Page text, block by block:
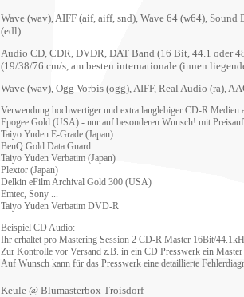
Wave (wav), AIFF (aif, aiff, snd), Wave 64 (w64),
(edl)
Audio CD, CDR, DVDR, DAT Band (16 Bit, 44.1 oder
(19/38/76 cm/s, am besten internationale (innen
Wave (wav), Ogg Vorbis (ogg), AIFF, Real Audio (ra),
Verwendung hochwertiger und extra langlebiger CD-R Medien
Epogee Gold (USA) - nur auf besonderen Wunsch! mit
Taiyo Yuden E-Grade (Japan)
BenQ Gold Data Guard
Taiyo Yuden Verbatim (Japan)
Plextor (Japan)
Delkin eFilm Archival Gold 300 (USA)
Emtec, Sony ...
Taiyo Yuden Verbatim DVD-R
Beispiel CD Audio:
Ihr erhaltet pro Mastering Session 2 CD-R Master 16Bit/
Zur Kontrolle vor Versand z.B. in ein CD Presswerk ein
Auf Wunsch kann für das Presswerk eine detaillierte
Keule @ Blumasterbox Troisdorf